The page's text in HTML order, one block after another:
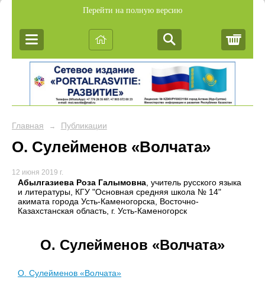
Перейти на полную версию
Главная → Публикации
О. Сулейменов «Волчата»
12 июня 2019 г.
Абылгазиева Роза Галымовна, учитель русского языка
и литературы, КГУ "Основная средняя школа № 14"
акимата города Усть-Каменогорска, Восточно-
Казахстанская область, г. Усть-Каменогорск
О. Сулейменов «Волчата»
О. Сулейменов «Волчата»